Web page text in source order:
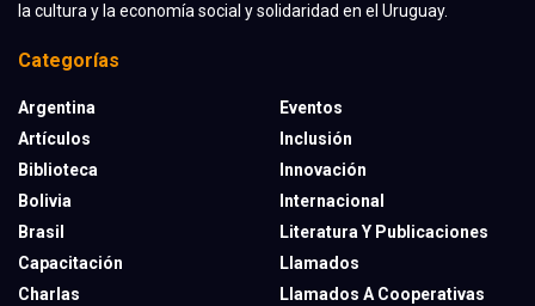
la cultura y la economía social y solidaridad en el Uruguay.
Categorías
Argentina
Artículos
Biblioteca
Bolivia
Brasil
Capacitación
Charlas
Eventos
Inclusión
Innovación
Internacional
Literatura Y Publicaciones
Llamados
Llamados A Cooperativas